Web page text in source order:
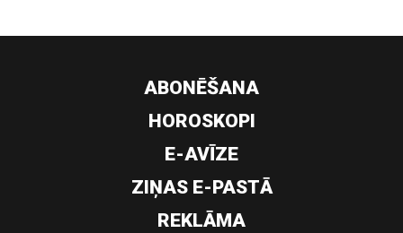
ABONĒŠANA
HOROSKOPI
E-AVĪZE
ZIŅAS E-PASTĀ
REKLĀMA